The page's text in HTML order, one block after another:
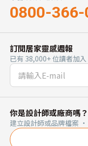
0800-
訂閱居家靈感週報
已有 38,000+ 位讀者加入
你是設計師或廠商嗎？
建立設計師或品牌檔案